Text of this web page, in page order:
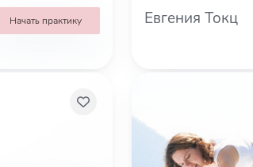
Начать практику Евгения Токц